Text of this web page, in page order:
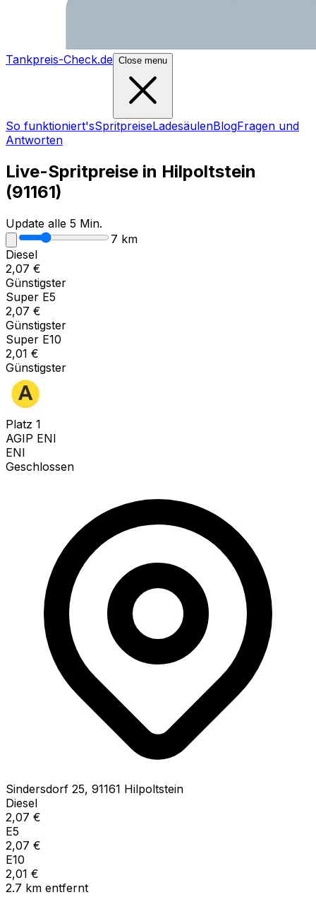
Tankpreis-Check.de Close menu
So funktioniert'sSpritpreiseLadesäulenBlogFragen und
Antworten
Live-Spritpreise in Hilpoltstein
(91161)
Update alle 5 Min.
7 km
Diesel
2,07 €
Günstigster
Super E5
2,07 €
Günstigster
Super E10
2,01 €
Günstigster
Platz 1
AGIP ENI
ENI
Geschlossen
Sindersdorf 25, 91161 Hilpoltstein
Diesel
2,07 €
E5
2,07 €
E10
2,01 €
2.7 km entfernt